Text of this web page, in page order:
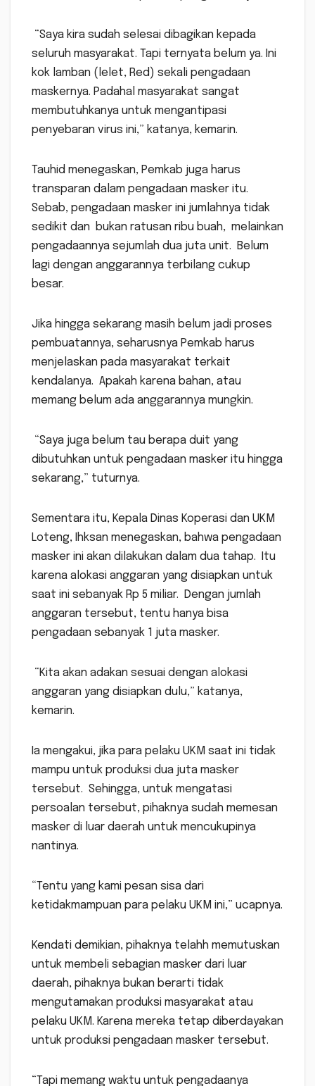
“Saya kira sudah selesai dibagikan kepada
seluruh masyarakat. Tapi ternyata belum ya. Ini
kok lamban (lelet, Red) sekali pengadaan
maskernya. Padahal masyarakat sangat
membutuhkanya untuk mengantipasi
penyebaran virus ini,” katanya, kemarin.
Tauhid menegaskan, Pemkab juga harus
transparan dalam pengadaan masker itu.
Sebab, pengadaan masker ini jumlahnya tidak
sedikit dan bukan ratusan ribu buah, melainkan
pengadaannya sejumlah dua juta unit. Belum
lagi dengan anggarannya terbilang cukup
besar.
Jika hingga sekarang masih belum jadi proses
pembuatannya, seharusnya Pemkab harus
menjelaskan pada masyarakat terkait
kendalanya. Apakah karena bahan, atau
memang belum ada anggarannya mungkin.
“Saya juga belum tau berapa duit yang
dibutuhkan untuk pengadaan masker itu hingga
sekarang,” tuturnya.
Sementara itu, Kepala Dinas Koperasi dan UKM
Loteng, Ihksan menegaskan, bahwa pengadaan
masker ini akan dilakukan dalam dua tahap. Itu
karena alokasi anggaran yang disiapkan untuk
saat ini sebanyak Rp 5 miliar. Dengan jumlah
anggaran tersebut, tentu hanya bisa
pengadaan sebanyak 1 juta masker.
“Kita akan adakan sesuai dengan alokasi
anggaran yang disiapkan dulu,” katanya,
kemarin.
Ia mengakui, jika para pelaku UKM saat ini tidak
mampu untuk produksi dua juta masker
tersebut. Sehingga, untuk mengatasi
persoalan tersebut, pihaknya sudah memesan
masker di luar daerah untuk mencukupinya
nantinya.
“Tentu yang kami pesan sisa dari
ketidakmampuan para pelaku UKM ini,” ucapnya.
Kendati demikian, pihaknya telahh memutuskan
untuk membeli sebagian masker dari luar
daerah, pihaknya bukan berarti tidak
mengutamakan produksi masyarakat atau
pelaku UKM. Karena mereka tetap diberdayakan
untuk produksi pengadaan masker tersebut.
“Tapi memang waktu untuk pengadaanya